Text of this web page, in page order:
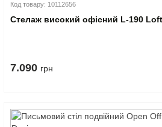
Код товару: 10112656
Стелаж високий офісний L-190
7.090 грн